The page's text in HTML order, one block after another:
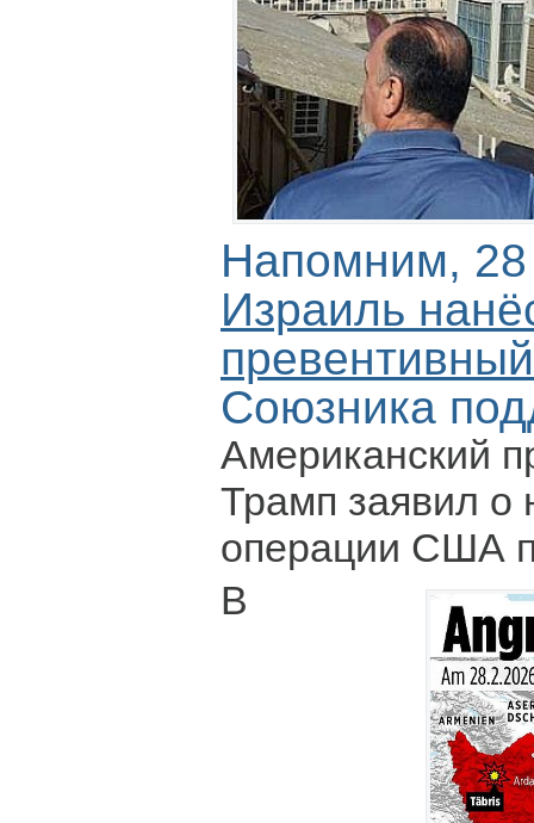
Напомним,
Израиль
Союзника
Американский
Трамп заявил о
операции США
В